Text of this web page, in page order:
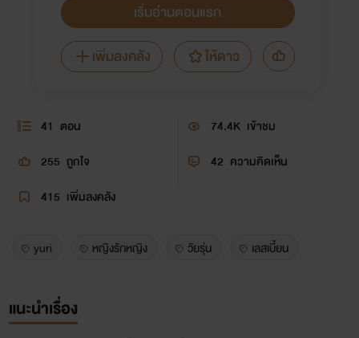
เริ่มอ่านตอนแรก
เพิ่มลงคลัง
ให้ดาว
41 ตอน 74.4K เข้าชม
255 ถูกใจ 42 ความคิดเห็น
415 เพิ่มลงคลัง
yuri หญิงรักหญิง วัยรุ่น เลสเบี้ยน
แนะนำเรื่อง